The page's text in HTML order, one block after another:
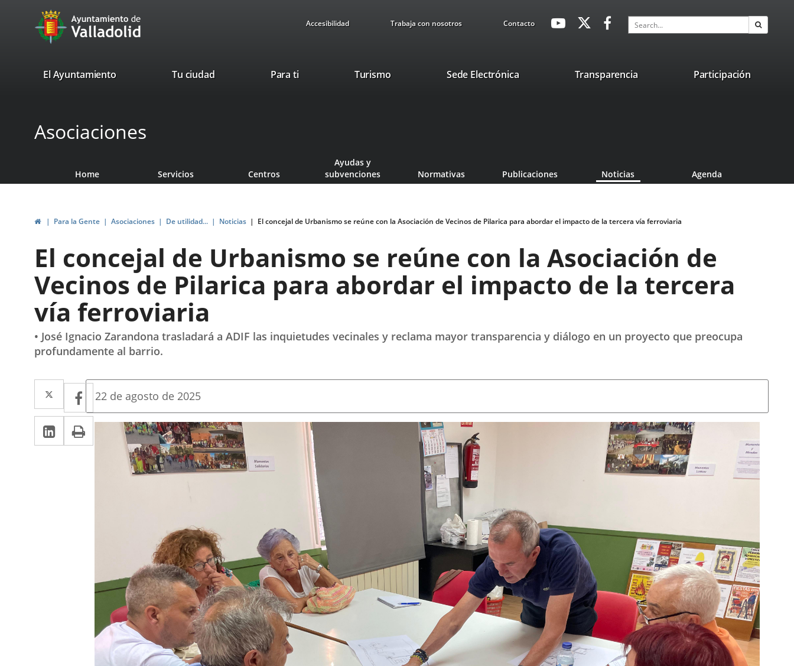
Portal
Web
Ayuntamiento
Valladolid
Accesibilidad Trabaja con nosotros ContactoavaHeaderSocial
Link
Link
application.
application.
Search
valladolid.es
El Ayuntamiento Tu ciudad Para ti TurismoThis
window.
Sede ElectrónicaLink
Transparencia Participación
Asociaciones
Home Servicios Centros
Ayudas y
subvenciones
Normativas Publicaciones Noticias Agenda
HomePara la Gente Asociaciones De utilidad... Noticias El concejal de Urbanismo se reúne con la Asociación de Vecinos de Pilarica para abordar el impacto de la tercera vía ferroviaria
El concejal de Urbanismo se reúne con la Asociación de
Vecinos de Pilarica para abordar el impacto de la tercera
vía ferroviaria
• José Ignacio Zarandona trasladará a ADIF las inquietudes vecinales y reclama mayor transparencia y diálogo en un proyecto que preocupa
profundamente al barrio.
Twitter
Enlace
a
una
aplicación
Facebook
Enlace
a
una
aplicación
externa.
Linkedin
Enlace
a
Print
Fecha
la
noticia
22 de agosto de 2025